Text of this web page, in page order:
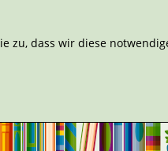
zu, dass wir diese